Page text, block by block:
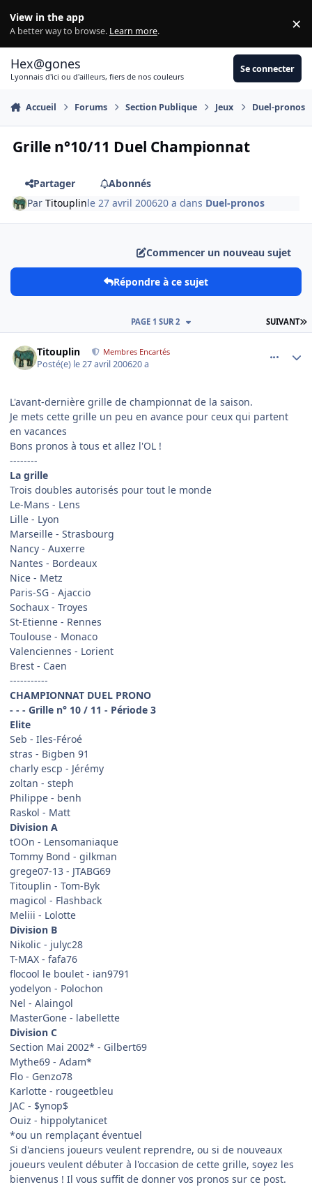
View in the app
A better way to browse. Learn more. ×
Hex@gones
Lyonnais d'ici ou d'ailleurs, fiers de nos couleurs
Se connecter
Accueil Forums Section Publique Jeux Duel-pronos
Grille n°10/11 Duel Championnat
Partager
Abonnés
ParTitouplinle 27 avril 200620 a dans Duel-pronos
Commencer un nouveau sujet
Répondre à ce sujet
SUIVANT
PAGE 1 SUR 2
Titouplin Membres Encartés
Posté(e) le 27 avril 200620 a
L'avant-dernière grille de championnat de la saison.
Je mets cette grille un peu en avance pour ceux qui partent
en vacances
Bons pronos à tous et allez l'OL !
--------
La grille
Trois doubles autorisés pour tout le monde
Le-Mans - Lens
Lille - Lyon
Marseille - Strasbourg
Nancy - Auxerre
Nantes - Bordeaux
Nice - Metz
Paris-SG - Ajaccio
Sochaux - Troyes
St-Etienne - Rennes
Toulouse - Monaco
Valenciennes - Lorient
Brest - Caen
-----------
CHAMPIONNAT DUEL PRONO
- - - Grille n° 10 / 11 - Période 3
Elite
Seb - Iles-Féroé
stras - Bigben 91
charly escp - Jérémy
zoltan - steph
Philippe - benh
Raskol - Matt
Division A
tOOn - Lensomaniaque
Tommy Bond - gilkman
grege07-13 - JTABG69
Titouplin - Tom-Byk
magicol - Flashback
Meliii - Lolotte
Division B
Nikolic - julyc28
T-MAX - fafa76
flocool le boulet - ian9791
yodelyon - Polochon
Nel - Alaingol
MasterGone - labellette
Division C
Section Mai 2002* - Gilbert69
Mythe69 - Adam*
Flo - Genzo78
Karlotte - rougeetbleu
JAC - $ynop$
Ouiz - hippolytanicet
*ou un remplaçant éventuel
Si d'anciens joueurs veulent reprendre, ou si de nouveaux
joueurs veulent débuter à l'occasion de cette grille, soyez les
bienvenus ! Il vous suffit de donner vos pronos sur ce post.